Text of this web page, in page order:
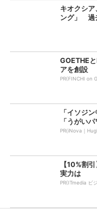
キオクシ
ング」 過
GOETHE
アを創設
PR(FINCHI on
「イソジ
「うがい
PR(iNova｜
【10%割
実力は
PR(ITmedia ビ